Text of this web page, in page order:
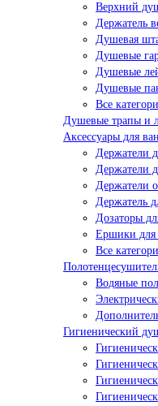
Верхний
Держатель
Душевая
Душевые
Душевые
Душевые
Все
Душевые трапы и
Аксессуары для
Держатели
Держатели
Держатели
Держатель
Дозаторы
Ершики для
Все
Водяные
Гигиенический